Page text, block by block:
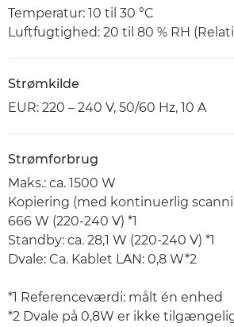
Temperatur: 10 til 30 °C
Luftfugtighed: 20 til 80 % RH
Strømkilde
EUR: 220 – 240 V, 50/60 Hz, 10 A
Strømforbrug
Maks.: ca. 1500 W
Kopiering (med kontinuerlig
666 W (220-240 V) *1
Standby: ca. 28,1 W (220-240 V) *1
Dvale: Ca. Kablet LAN: 0,8 W*2
*1 Referenceværdi: målt én enhed
*2 Dvale på 0,8W er ikke